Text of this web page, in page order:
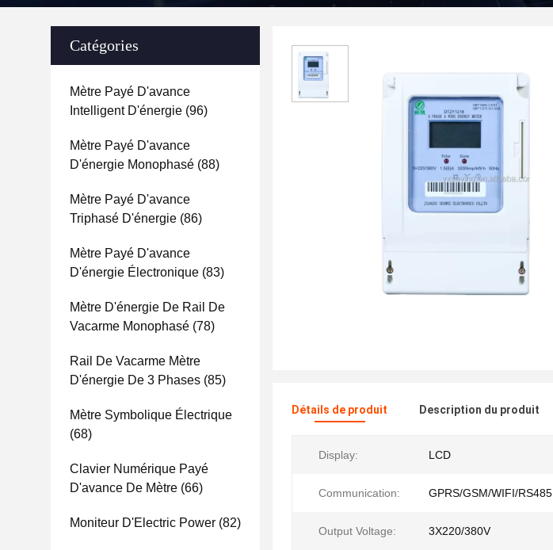
Catégories
Mètre Payé D'avance
Intelligent D'énergie (96)
Mètre Payé D'avance
D'énergie Monophasé (88)
Mètre Payé D'avance
Triphasé D'énergie (86)
Mètre Payé D'avance
D'énergie Électronique (83)
Mètre D'énergie De Rail De
Vacarme Monophasé (78)
Rail De Vacarme Mètre
D'énergie De 3 Phases (85)
Mètre Symbolique Électrique
(68)
Clavier Numérique Payé
D'avance De Mètre (66)
Moniteur D'Electric Power (82)
Détails de produit Description du produit
Display: LCD
Communication: GPRS/GSM/WIFI/RS485
Output Voltage: 3X220/380V